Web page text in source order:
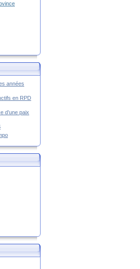
années
en RPD
d’une paix